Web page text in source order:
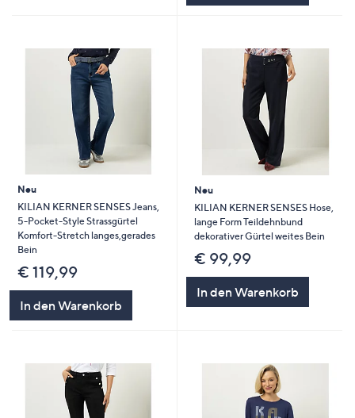
Neu
KILIAN KERNER SENSES Jeans,
5-Pocket-Style Strassgürtel
Komfort-Stretch langes,gerades
Bein
€ 119,99
In den Warenkorb
Neu
KILIAN KERNER SENSES Hose,
lange Form Teildehnbund
dekorativer Gürtel weites Bein
€ 99,99
In den Warenkorb